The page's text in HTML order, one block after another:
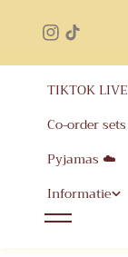
TIKTOK LIVE
Co-order sets
Pyjamas ☁️
Informatie